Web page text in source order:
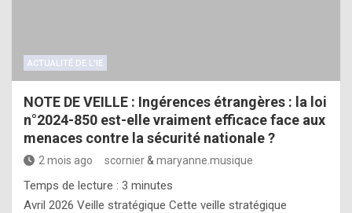
ACTUALITÉ DE L'IE
NOTE DE VEILLE : Ingérences étrangères : la loi
n°2024-850 est-elle vraiment efficace face aux
menaces contre la sécurité nationale ?
2 mois ago scornier& maryanne.musique
Temps de lecture : 3 minutes
Avril 2026 Veille stratégique Cette veille stratégique